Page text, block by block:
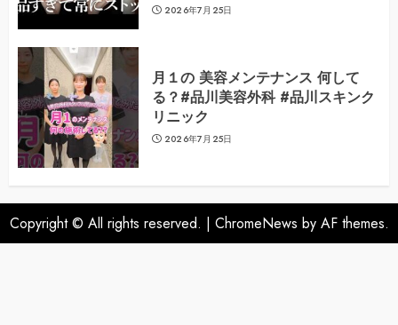
2026年7月25日
月１の 美容メンテナンス 何して
る？#品川美容外科 #品川スキンク
リニック
2026年7月25日
Copyright © All rights reserved. | ChromeNews by AF themes.